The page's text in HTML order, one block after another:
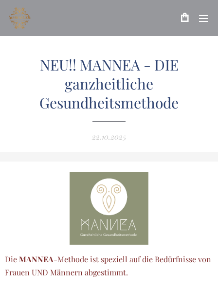
NEU!! MANNEA - DIE
ganzheitliche
Gesundheitsmethode
22.10.2025
DieMANNEA-Methode ist speziell auf die Bedürfnisse von
Frauen UND Männern abgestimmt.